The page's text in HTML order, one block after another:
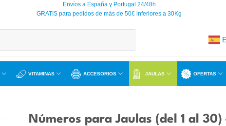
Envíos a España y Portugal 24/48h
GRATIS para pedidos de más de 50€ inferiores a 30Kg
VITAMINAS ACCESORIOS JAULAS OFERTAS
Números para Jaulas (del 1 al 30)